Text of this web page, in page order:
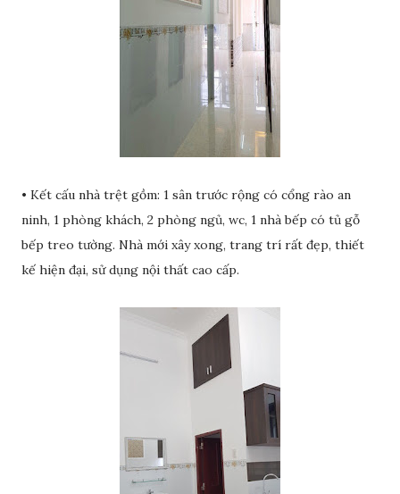
• Kết cấu nhà trệt gồm: 1 sân trước rộng có cổng rào an
ninh, 1 phòng khách, 2 phòng ngủ, wc, 1 nhà bếp có tủ gỗ
bếp treo tường. Nhà mới xây xong, trang trí rất đẹp, thiết
kế hiện đại, sử dụng nội thất cao cấp.